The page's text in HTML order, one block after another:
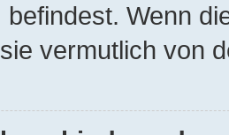
befindest. Wenn
vermutlich von